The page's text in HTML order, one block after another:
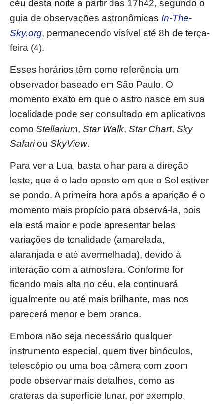
céu desta noite a partir das 17h42, segundo o
guia de observações astronômicas In-The-
Sky.org, permanecendo visível até 8h de terça-
feira (4).
Esses horários têm como referência um
observador baseado em São Paulo. O
momento exato em que o astro nasce em sua
localidade pode ser consultado em aplicativos
como Stellarium, Star Walk, Star Chart, Sky
Safariou SkyView.
Para ver a Lua, basta olhar para a direção
leste, que é o lado oposto em que o Sol estiver
se pondo. A primeira hora após a aparição é o
momento mais propício para observá-la, pois
ela está maior e pode apresentar belas
variações de tonalidade (amarelada,
alaranjada e até avermelhada), devido à
interação com a atmosfera. Conforme for
ficando mais alta no céu, ela continuará
igualmente ou até mais brilhante, mas nos
parecerá menor e bem branca.
Embora não seja necessário qualquer
instrumento especial, quem tiver binóculos,
telescópio ou uma boa câmera com zoom
pode observar mais detalhes, como as
crateras da superfície lunar, por exemplo.